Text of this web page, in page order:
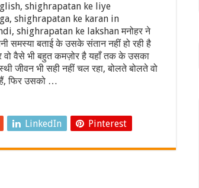
shighrapatan ke liye
shighrapatan ke karan in
shighrapatan ke lakshan मनोहर ने
समस्या बताई के उसके संतान नहीं हो रही है
वैसे भी बहुत कमज़ोर है यहाँ तक के उसका
जीवन भी सही नहीं चल रहा, बोलते बोलते वो
फिर उसको …
LinkedIn Pinterest